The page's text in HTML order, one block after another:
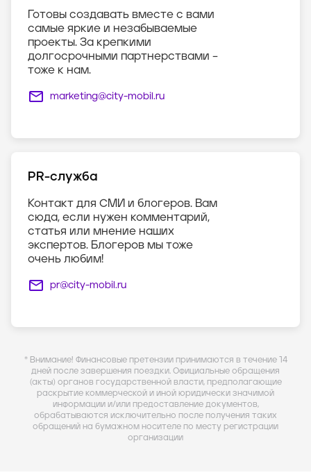
Готовы создавать вместе с вами
самые яркие и незабываемые
проекты. За крепкими
долгосрочными партнерствами –
тоже к нам.
marketing@city-mobil.ru
PR-служба
Контакт для СМИ и блогеров. Вам
сюда, если нужен комментарий,
статья или мнение наших
экспертов. Блогеров мы тоже
очень любим!
pr@city-mobil.ru
* Внимание! Финансовые претензии принимаются в течение 14
дней после завершения поездки. Официальные обращения
(акты) органов государственной власти, предполагающие
раскрытие коммерческой и иной юридически значимой
информации и/или предоставление документов,
обрабатываются исключительно после получения таких
обращений на бумажном носителе по месту регистрации
организации